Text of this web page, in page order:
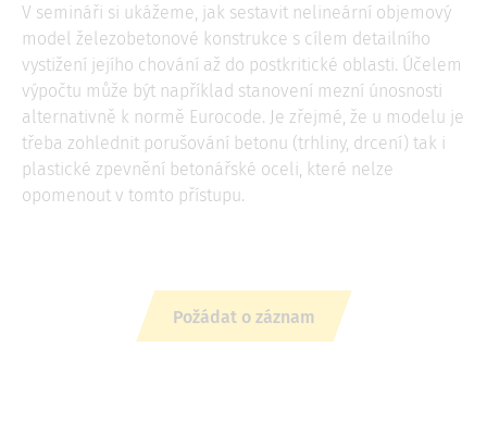
V semináři si ukážeme, jak sestavit nelineární objemový
model železobetonové konstrukce s cílem detailního
vystižení jejího chování až do postkritické oblasti. Účelem
výpočtu může být například stanovení mezní únosnosti
alternativně k normě Eurocode. Je zřejmé, že u modelu je
třeba zohlednit porušování betonu (trhliny, drcení) tak i
plastické zpevnění betonářské oceli, které nelze
opomenout v tomto přístupu.
Požádat o záznam